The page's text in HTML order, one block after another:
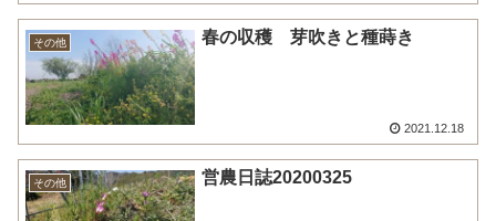
その他 春の収穫 芽吹きと種蒔き
2021.12.18
その他 営農日誌20200325